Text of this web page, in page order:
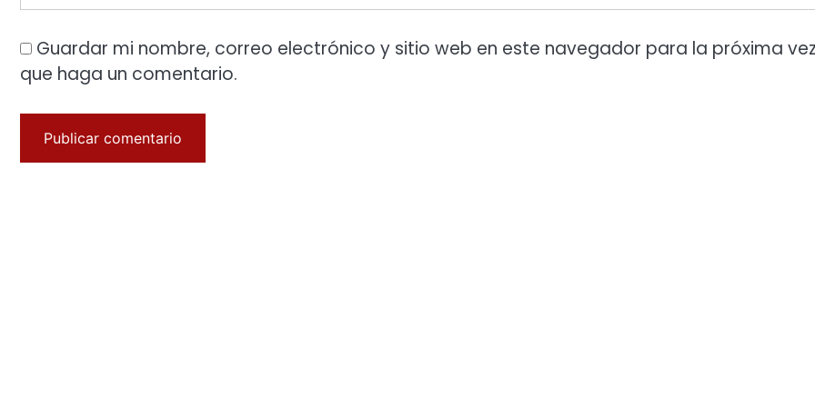
Guardar mi nombre, correo electrónico y sitio web en este navegador para la próxima
que haga un comentario.